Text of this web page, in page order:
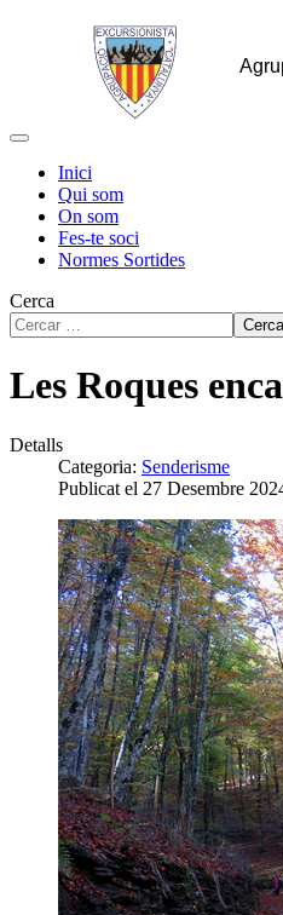
Inici
Qui som
On som
Fes-te soci
Normes Sortides
Cerca
Cerca
Les Roques
Detalls
Categoria: Senderisme
Publicat el 27 Desembre